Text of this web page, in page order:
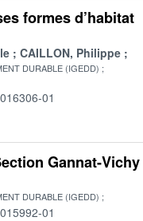
formes d’habitat
CAILLON, Philippe
DURABLE (IGEDD)
01
Gannat-Vichy
DURABLE (IGEDD)
01